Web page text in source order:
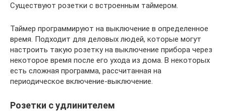
Существуют розетки с встроенным таймером.
Таймер программируют на выключение в определенное
время. Подходит для деловых людей, которые могут
настроить такую розетку на выключение прибора через
некоторое время после его ухода из дома. В некоторых
есть сложная программа, рассчитанная на
периодическое включение-выключение.
Розетки с удлинителем